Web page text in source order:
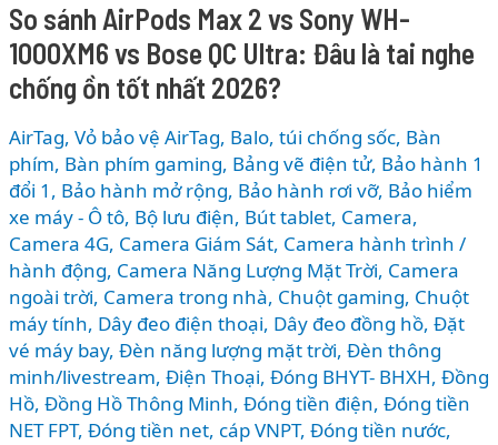
So sánh AirPods Max 2 vs Sony WH-
1000XM6 vs Bose QC Ultra: Đâu là tai nghe
chống ồn tốt nhất 2026?
AirTag, Vỏ bảo vệ AirTag, Balo, túi chống sốc, Bàn
phím, Bàn phím gaming, Bảng vẽ điện tử, Bảo hành 1
đổi 1 , Bảo hành mở rộng, Bảo hành rơi vỡ, Bảo hiểm
xe máy - Ô tô, Bộ lưu điện, Bút tablet, Camera,
Camera 4G, Camera Giám Sát, Camera hành trình /
hành động, Camera Năng Lượng Mặt Trời, Camera
ngoài trời, Camera trong nhà, Chuột gaming, Chuột
máy tính, Dây đeo điện thoại, Dây đeo đồng hồ, Đặt
vé máy bay, Đèn năng lượng mặt trời, Đèn thông
minh/livestream, Điện Thoại, Đóng BHYT- BHXH, Đồng
Hồ, Đồng Hồ Thông Minh, Đóng tiền điện, Đóng tiền
NET FPT, Đóng tiền net, cáp VNPT, Đóng tiền nước,